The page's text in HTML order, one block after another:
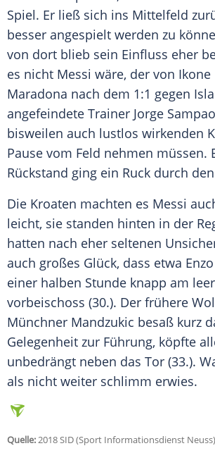
Spiel. Er ließ sich ins Mittelfeld
besser angespielt werden zu
von dort blieb sein Einfluss eher
es nicht Messi wäre, der von Ikone
Maradona nach dem 1:1 gegen
angefeindete Trainer Jorge
bisweilen auch lustlos wirkenden
Pause vom Feld nehmen müssen.
Rückstand ging ein Ruck durch
Die Kroaten machten es Messi
leicht, sie standen hinten in der
hatten nach eher seltenen
auch großes Glück, dass etwa
einer halben Stunde knapp am
vorbeischoss (30.). Der frühere
Münchner Mandzukic besaß kurz
Gelegenheit zur Führung, köpfte
unbedrängt neben das Tor (33.).
als nicht weiter schlimm erwies.
Quelle:2018 SID (Sport Informationsdienst Neuss)